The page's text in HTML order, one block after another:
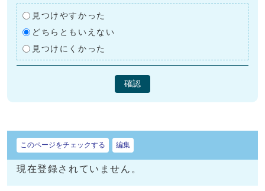
見つけやすかった
どちらともいえない
見つけにくかった
確認
このページをチェックする 編集
現在登録されていません。